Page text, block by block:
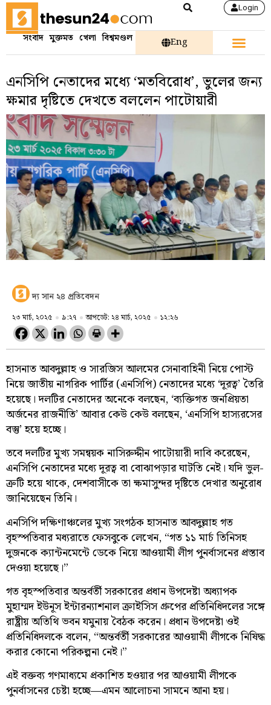
Login
সংবাদ মুক্তমত খেলা বিশ্বমণ্ডল Eng
এনসিপি নেতাদের মধ্যে ‘মতবিরোধ’, ভুলের জন্য
ক্ষমার দৃষ্টিতে দেখতে বললেন পাটোয়ারী
দ্য সান ২৪ প্রতিবেদন
২৩ মার্চ, ২০২৫ ৯:২৭ আপডেট: ২৪ মার্চ, ২০২৫ ১২:২৬
হাসনাত আবদুল্লাহ ও সারজিস আলমের সেনাবাহিনী নিয়ে পোস্ট
নিয়ে জাতীয় নাগরিক পার্টির (এনসিপি) নেতাদের মধ্যে ‘দূরত্ব’ তৈরি
হয়েছে। দলটির নেতাদের অনেকে বলছেন, ‘ব্যক্তিগত জনপ্রিয়তা
অর্জনের রাজনীতি’ আবার কেউ কেউ বলছেন, ‘এনসিপি হাস্যরসের
বস্তু’ হয়ে হচ্ছে।
তবে দলটির মুখ্য সমন্বয়ক নাসিরুদ্দীন পাটোয়ারী দাবি করেছেন,
এনসিপি নেতাদের মধ্যে দূরত্ব বা বোঝাপড়ার ঘাটতি নেই। যদি ভুল-
ত্রুটি হয়ে থাকে, দেশবাসীকে তা ক্ষমাসুন্দর দৃষ্টিতে দেখার অনুরোধ
জানিয়েছেন তিনি।
এনসিপি দক্ষিণাঞ্চলের মুখ্য সংগঠক হাসনাত আবদুল্লাহ গত
বৃহস্পতিবার মধ্যরাতে ফেসবুকে লেখেন, “গত ১১ মার্চ তিনিসহ
দুজনকে ক্যান্টনমেন্টে ডেকে নিয়ে আওয়ামী লীগ পুনর্বাসনের প্রস্তাব
দেওয়া হয়েছে।”
গত বৃহস্পতিবার অন্তর্বর্তী সরকারের প্রধান উপদেষ্টা অধ্যাপক
মুহাম্মদ ইউনূস ইন্টারন্যাশনাল ক্রাইসিস গ্রুপের প্রতিনিধিদলের সঙ্গে
রাষ্ট্রীয় অতিথি ভবন যমুনায় বৈঠক করেন। প্রধান উপদেষ্টা ওই
প্রতিনিধিদলকে বলেন, “অন্তর্বর্তী সরকারের আওয়ামী লীগকে নিষিদ্ধ
করার কোনো পরিকল্পনা নেই।”
এই বক্তব্য গণমাধ্যমে প্রকাশিত হওয়ার পর আওয়ামী লীগকে
পুনর্বাসনের চেষ্টা হচ্ছে—এমন আলোচনা সামনে আনা হয়।